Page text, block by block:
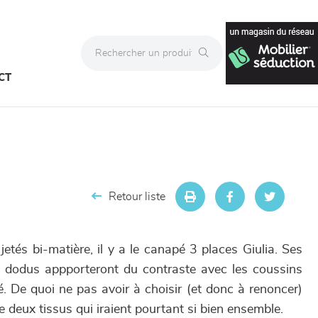
Retour liste
bi-matière, il y a le canapé 3 places Giulia. Ses
appporteront du contraste avec les coussins
De quoi ne pas avoir à choisir (et donc à renoncer)
deux tissus qui iraient pourtant si bien ensemble.